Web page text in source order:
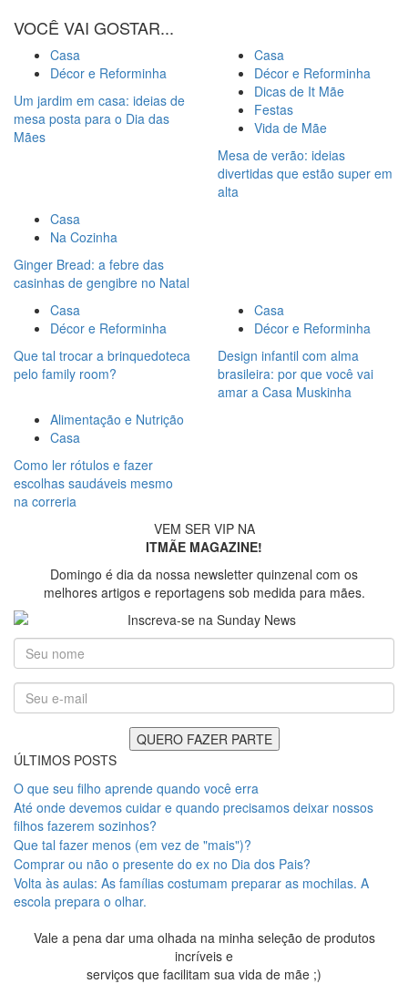
VOCÊ VAI GOSTAR...
Casa
Décor e Reforminha
Um jardim em casa: ideias de
mesa posta para o Dia das
Mães
Casa
Décor e Reforminha
Dicas de It Mãe
Festas
Vida de Mãe
Mesa de verão: ideias
divertidas que estão super em
alta
Casa
Na Cozinha
Ginger Bread: a febre das
casinhas de gengibre no Natal
Casa
Décor e Reforminha
Que tal trocar a brinquedoteca
pelo family room?
Casa
Décor e Reforminha
Design infantil com alma
brasileira: por que você vai
amar a Casa Muskinha
Alimentação e Nutrição
Casa
Como ler rótulos e fazer
escolhas saudáveis mesmo
na correria
VEM SER VIP NA
ITMÃE MAGAZINE!
Domingo é dia da nossa newsletter quinzenal com os
melhores artigos e reportagens sob medida para mães.
ÚLTIMOS POSTS
O que seu filho aprende quando você erra
Até onde devemos cuidar e quando precisamos deixar nossos
filhos fazerem sozinhos?
Que tal fazer menos (em vez de "mais")?
Comprar ou não o presente do ex no Dia dos Pais?
Volta às aulas: As famílias costumam preparar as mochilas. A
escola prepara o olhar.
Vale a pena dar uma olhada na minha seleção de produtos
incríveis e
serviços que facilitam sua vida de mãe ;)